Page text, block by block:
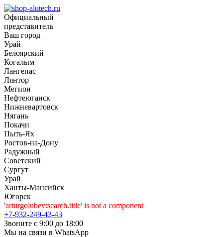
Официальный
представитель
Ваш город
Урай
Белоярский
Когалым
Лангепас
Лянтор
Мегион
Нефтеюганск
Нижневартовск
Нягань
Покачи
Пыть-Ях
Рoстов-на-Дону
Радужный
Советский
Сургут
Урай
Ханты-Мансийск
Югорск
'arturgolubev:search.title' is not a component
+7-932-249-43-43
Звоните с 9:00 до 18:00
Мы на связи в WhatsApp